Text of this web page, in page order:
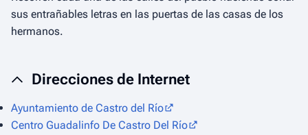
sus entrañables letras en las puertas de las casas de los
hermanos.
Direcciones de Internet
Ayuntamiento de Castro del Río
Centro Guadalinfo De Castro Del Río